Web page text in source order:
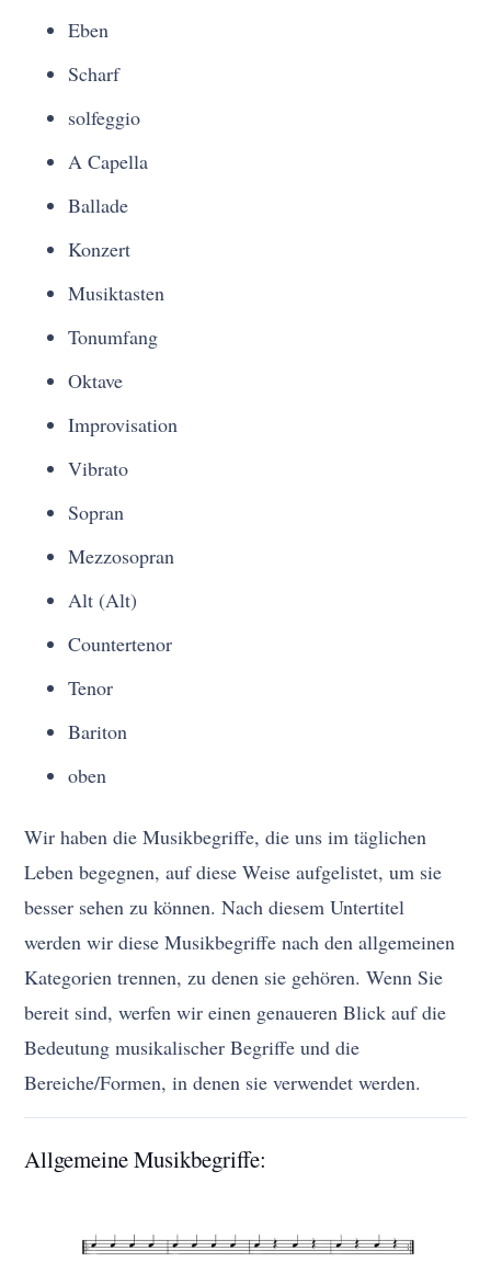
Eben
Scharf
solfeggio
A Capella
Ballade
Konzert
Musiktasten
Tonumfang
Oktave
Improvisation
Vibrato
Sopran
Mezzosopran
Alt (Alt)
Countertenor
Tenor
Bariton
oben
Wir haben die Musikbegriffe, die uns im täglichen
Leben begegnen, auf diese Weise aufgelistet, um sie
besser sehen zu können. Nach diesem Untertitel
werden wir diese Musikbegriffe nach den allgemeinen
Kategorien trennen, zu denen sie gehören. Wenn Sie
bereit sind, werfen wir einen genaueren Blick auf die
Bedeutung musikalischer Begriffe und die
Bereiche/Formen, in denen sie verwendet werden.
Allgemeine Musikbegriffe: